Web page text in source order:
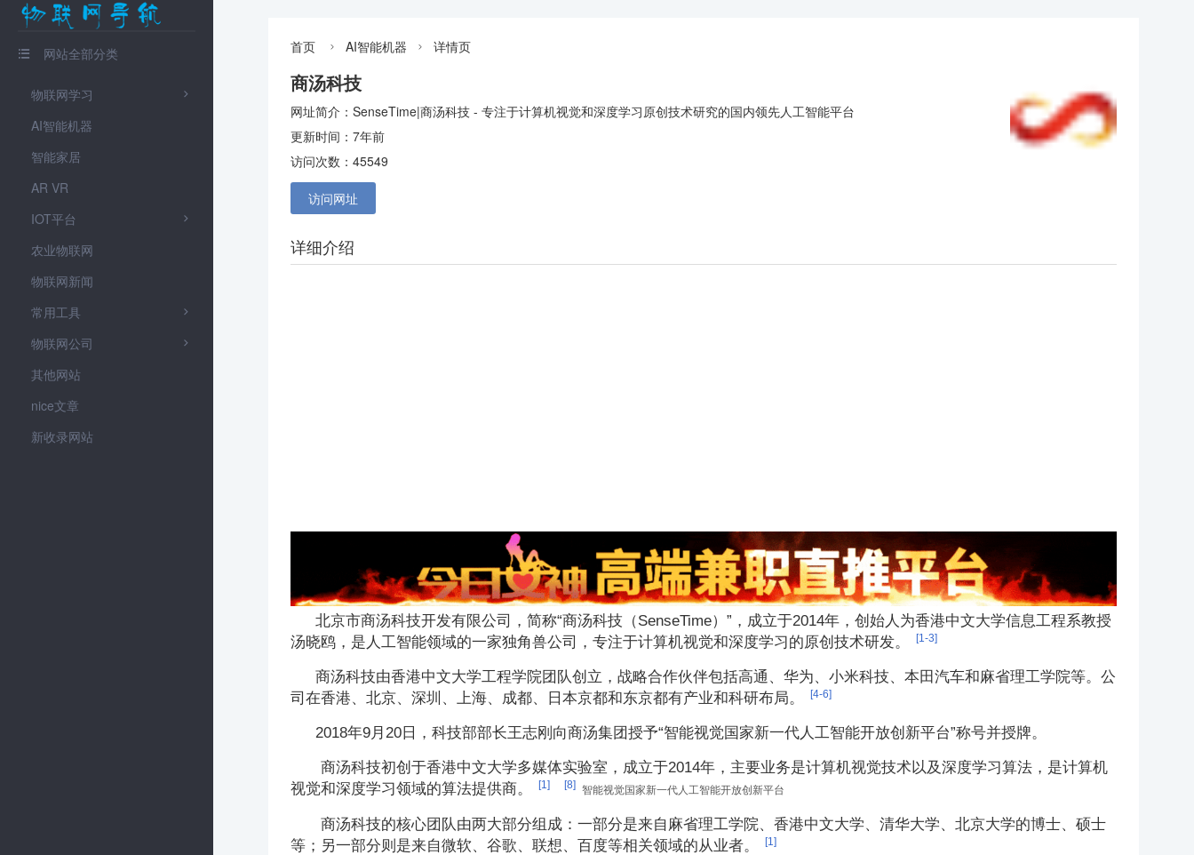
 网站全部分类
物联网学习 
AI智能机器
智能家居
AR VR
IOT平台

农业物联网
物联网新闻
常用工具

物联网公司 
其他网站
nice文章
新收录网站
首页  AI智能机器  详情页
商汤科技
网址简介：SenseTime|商汤科技 - 专注于计算机视觉和深度学习原创技术研究的国内领先人工智能平台
更新时间：7年前
访问次数：45549
访问网址
详细介绍
北京市商汤科技开发有限公司，简称“商汤科技（SenseTime）”，成立于2014年，创始人为香港中文大学信息工程系教授
汤晓鸥，是人工智能领域的一家独角兽公司，专注于计算机视觉和深度学习的原创技术研发。
[1-3]
商汤科技由香港中文大学工程学院团队创立，战略合作伙伴包括高通、华为、小米科技、本田汽车和麻省理工学院等。公
司在香港、北京、深圳、上海、成都、日本京都和东京都有产业和科研布局。
[4-6]
2018年9月20日，科技部部长王志刚向商汤集团授予“智能视觉国家新一代人工智能开放创新平台”称号并授牌。
商汤科技初创于香港中文大学多媒体实验室，成立于2014年，主要业务是计算机视觉技术以及深度学习算法，是计算机
视觉和深度学习领域的算法提供商。
[1] [8] 智能视觉国家新一代人工智能开放创新平台
商汤科技的核心团队由两大部分组成：一部分是来自麻省理工学院、香港中文大学、清华大学、北京大学的博士、硕士
等；另一部分则是来自微软、谷歌、联想、百度等相关领域的从业者。
[1]